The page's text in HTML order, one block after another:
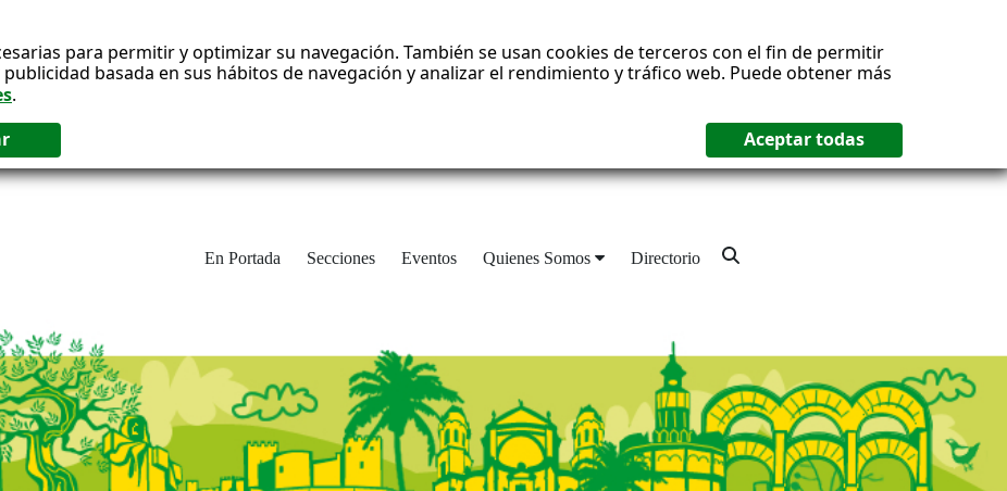
para permitir y optimizar su navegación. También se usan cookies de terceros con el fin de permitir
basada en sus hábitos de navegación y analizar el rendimiento y tráfico web. Puede obtener más
.
En Portada Secciones Eventos Quienes Somos Directorio